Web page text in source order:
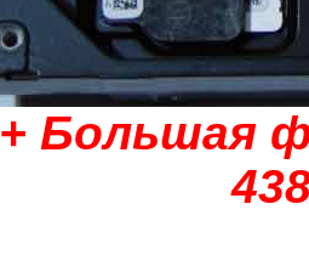
+ Большая